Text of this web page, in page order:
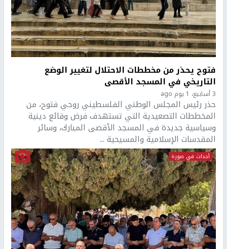
فتوح يحذر من مخططات الاحتلال لتغيير الوضع
التاريخي في المسجد الأقصى
3 أسابيع، 1 يوم ago
حذر رئيس المجلس الوطني الفلسطيني روحي فتوح، من
المخططات التصعيدية التي تستهدف فرض وقائع دينية
وسياسية جديدة في المسجد الأقصى المبارك، وسائر
المقدسات الإسلامية والمسيحية ...
أحداث في صورة